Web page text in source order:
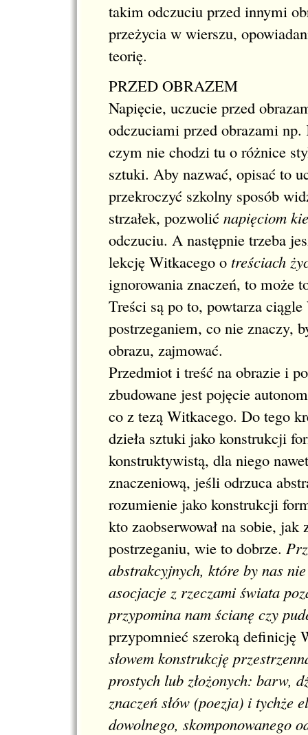
takim odczuciu przed innymi
przeżycia w wierszu,
teorię.
PRZED OBRAZEM
Napięcie, uczucie przed
odczuciami przed obrazami
czym nie chodzi tu o różnice
sztuki. Aby nazwać, opisać to
przekroczyć szkolny sposób
strzałek, pozwolić napięciom
odczuciu. A następnie trzeba
lekcję Witkacego o treściach
ignorowania znaczeń, to może
Treści są po to, powtarza
postrzeganiem, co nie znaczy,
obrazu, zajmować.
Przedmiot i treść na obrazie i
zbudowane jest pojęcie
co z tezą Witkacego. Do tego
dzieła sztuki jako konstrukcji
konstruktywistą, dla niego
znaczeniową, jeśli odrzuca
rozumienie jako konstrukcji
kto zaobserwował na sobie, jak
postrzeganiu, wie to dobrze.
abstrakcyjnych, które by nas
asocjacje z rzeczami świata
przypomina nam ścianę czy
przypomnieć szeroką definicję
słowem konstrukcję
prostych lub złożonych: barw,
znaczeń słów (poezja) i tychże
dowolnego, skomponowanego